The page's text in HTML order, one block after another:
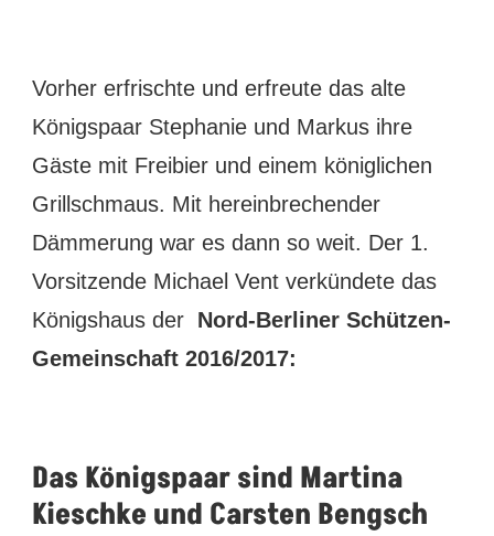
Vorher erfrischte und erfreute das alte
Königspaar Stephanie und Markus ihre
Gäste mit Freibier und einem königlichen
Grillschmaus. Mit hereinbrechender
Dämmerung war es dann so weit. Der 1.
Vorsitzende Michael Vent verkündete das
Königshaus der Nord-Berliner Schützen-
Gemeinschaft 2016/2017:
Das Königspaar sind Martina
Kieschke und Carsten Bengsch